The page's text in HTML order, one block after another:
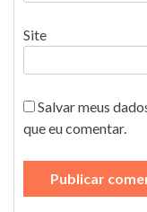
Site
Salvar meus
que eu comentar.